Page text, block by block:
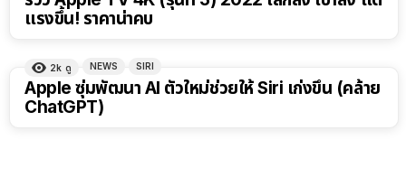
แรงขึ้น! ราคาน่าคบ
2k ดู NEWS SIRI
Apple ซุ่มพัฒนา AI ตัวใหม่ช่วยให้ Siri เก่งขึ้น (คล้าย
ChatGPT)